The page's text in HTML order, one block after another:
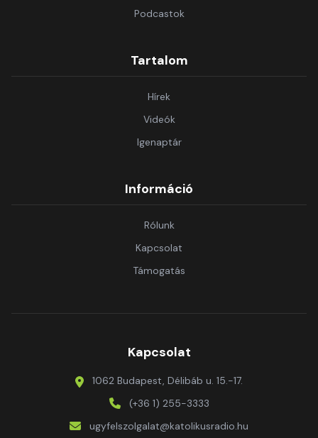
Podcastok
Tartalom
Hírek
Videók
Igenaptár
Információ
Rólunk
Kapcsolat
Támogatás
Kapcsolat
1062 Budapest, Délibáb u. 15.-17.
(+36 1) 255-3333
ugyfelszolgalat@katolikusradio.hu